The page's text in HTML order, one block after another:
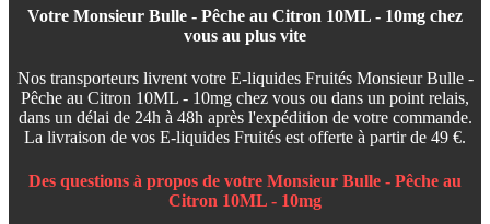
Votre Monsieur Bulle - Pêche au Citron 10ML - 10mg chez
vous au plus vite
Nos transporteurs livrent votre E-liquides Fruités Monsieur Bulle -
Pêche au Citron 10ML - 10mg chez vous ou dans un point relais,
dans un délai de 24h à 48h après l'expédition de votre commande.
La livraison de vos E-liquides Fruités est offerte à partir de 49 €.
Des questions à propos de votre Monsieur Bulle - Pêche au
Citron 10ML - 10mg